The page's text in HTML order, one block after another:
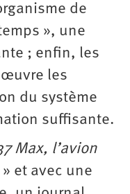
de
», une
; enfin, les
œuvre les
du système
suffisante.
Max, l’avion
» et avec une